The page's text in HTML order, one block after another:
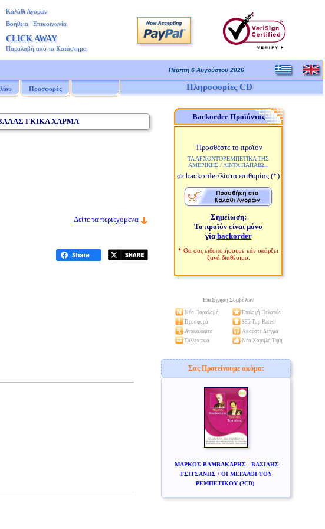
Καλάθι Αγορών
Βοήθεια
Επικοινωνία
CLICK AWAY
Παραλαβή από το Κατάστημα
Πέμπτη 6 Αυγούστου 2026
Προσφορές Πληροφορίες CD
ΓΚΙΚΑ ΧΑΡΜΑ
Δείτε τα περιεχόμενα
Backorder Προϊόντος
Προσθέστε το προϊόν
ΤΑ ΑΡΧΟΝΤΟΡΕΜΠΕΤΙΚΑ ΤΗΣ
ΑΜΕΡΙΚΗΣ / ΛΙΝΤΑ ΠΑΠΑΙΩ...
σε backorder/λίστα επιθυμίας (*)
Σημείωση:
Το προϊόν είναι μόνο
γία backorder
* Θα σας ειδοποιήσουμε εάν υπάρξει
ξανά διαθέσιμο.
Επεξήγηση Συμβόλων
Νέα Παραλαβή
Επιλογή Πελατών
Προσφορά
S52 Top Rated
Ανακαλύψτε
Ακούστε Δείγμα
Συλλεκτικό
Νέα Χαμηλή Τιμή
Σας Προτείνουμε ακόμα:
ΜΑΡΚΟΣ ΒΑΜΒΑΚΑΡΗΣ - ΒΑΣΙΛΗΣ
ΤΣΙΤΣΑΝΗΣ / ΟΙ ΜΕΓΑΛΟΙ ΤΟΥ
ΡΕΜΠΕΤΙΚΟΥ (2CD)